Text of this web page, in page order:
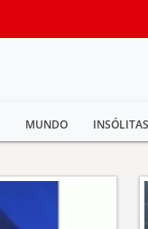
MUNDO INSÓLITAS